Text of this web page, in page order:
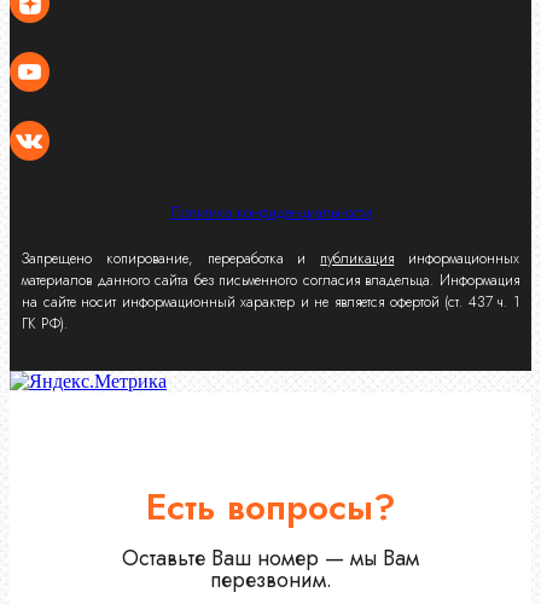
Политика конфиденциальности
Запрещено копирование, переработка и публикация информационных
материалов данного сайта без письменного согласия владельца. Информация
на сайте носит информационный характер и не является офертой (ст. 437 ч. 1
ГК РФ).
Есть вопросы?
Оставьте Ваш номер — мы Вам
перезвоним.